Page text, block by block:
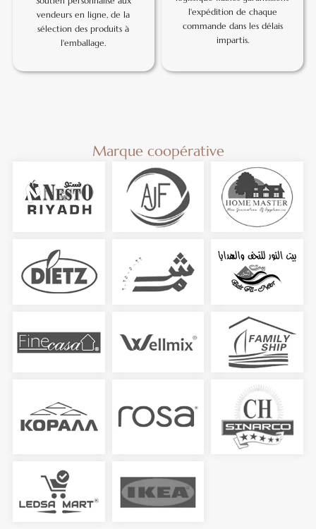
vendeurs en ligne, de la
sélection des produits à
l'emballage.
l'expédition de chaque
commande dans les délais
impartis.
Marque coopérative